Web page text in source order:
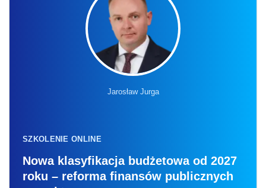
Jarosław Jurga
SZKOLENIE ONLINE
Nowa klasyfikacja budżetowa od 2027
roku – reforma finansów publicznych